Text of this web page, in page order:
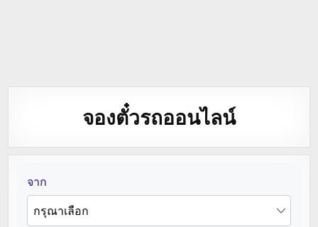
จองตั๋วรถออนไลน์